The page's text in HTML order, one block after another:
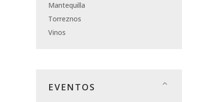
Mantequilla
Torreznos
Vinos
EVENTOS